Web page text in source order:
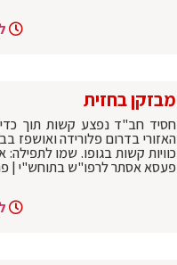
מבזקן בחזית
חסיד חב"ד נפצע קשות תוך כדי
האזורי בדרום פלורידה ואושפז
כוויות קשות בגופו. שמו
פעסא אסתר לרפו"ש בתוחש"י |